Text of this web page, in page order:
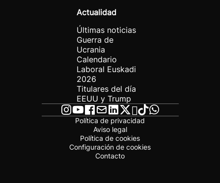
Actualidad
Últimas noticias
Guerra de
Ucrania
Calendario
Laboral Euskadi
2026
Titulares del día
EEUU y Trump
Política de privacidad
Aviso legal
Política de cookies
Configuración de cookies
Contacto